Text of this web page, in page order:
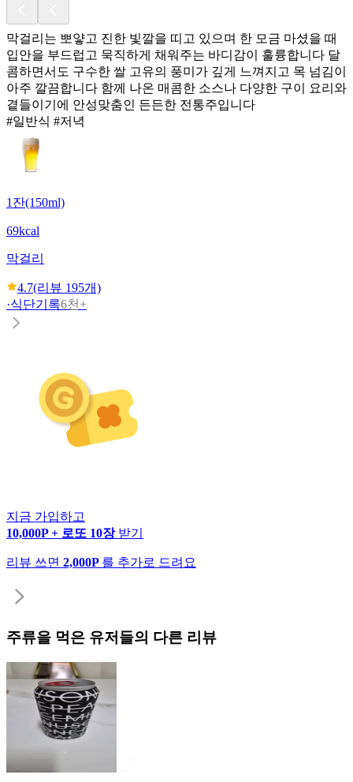
막걸리는 뽀얗고 진한 빛깔을 띠고 있으며 한 모금 마셨을 때
입안을 부드럽고 묵직하게 채워주는 바디감이 훌륭합니다 달
콤하면서도 구수한 쌀 고유의 풍미가 깊게 느껴지고 목 넘김이
아주 깔끔합니다 함께 나온 매콤한 소스나 다양한 구이 요리와
곁들이기에 안성맞춤인 든든한 전통주입니다
#일반식 #저녁
1잔(150ml)
69kcal
막걸리
4.7(리뷰 195개)
·식단기록6천+
지금 가입하고
10,000P + 로또 10장 받기
리뷰 쓰면 2,000P 를 추가로 드려요
주류을 먹은 유저들의 다른 리뷰